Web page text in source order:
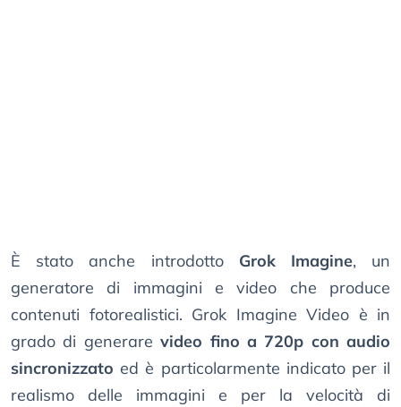
È stato anche introdotto Grok Imagine, un
generatore di immagini e video che produce
contenuti fotorealistici. Grok Imagine Video è in
grado di generarevideo fino a 720p con audio
sincronizzato ed è particolarmente indicato per il
realismo delle immagini e per la velocità di